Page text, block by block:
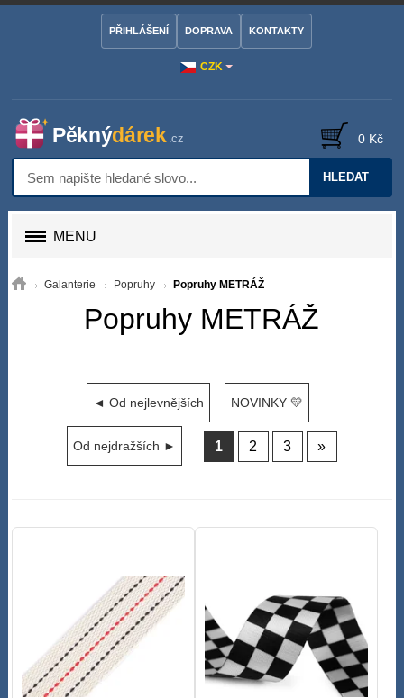
CZK
PŘIHLÁŠENÍ DOPRAVA KONTAKTY
HLEDAT
0 Kč
MENU
Galanterie Popruhy Popruhy METRÁŽ
Popruhy METRÁŽ
◄ Od nejlevnějších NOVINKY 💛
Od nejdražších ► 1 2 3 »